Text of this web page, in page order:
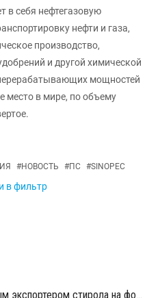
в себя нефтегазовую
нефти и газа,
производство,
и другой химической
мощностей
место в мире, по объему
#НОВОСТЬ #ПС #SINOPEC
в фильтр
Китай стал ключевым мировым экспортером стирола на фоне кризиса на Ближнем Востоке